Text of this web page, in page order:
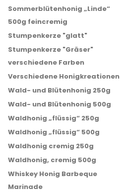
Sommerblütenhonig „Linde“
500g feincremig
Stumpenkerze "glatt"
Stumpenkerze "Gräser"
verschiedene Farben
Verschiedene Honigkreationen
Wald- und Blütenhonig 250g
Wald- und Blütenhonig 500g
Waldhonig „flüssig“ 250g
Waldhonig „flüssig“ 500g
Waldhonig cremig 250g
Waldhonig, cremig 500g
Whiskey Honig Barbeque
Marinade